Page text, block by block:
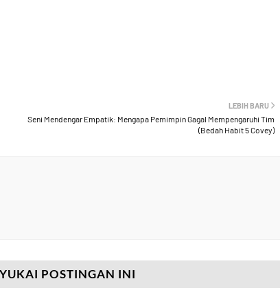
LEBIH BARU
Seni Mendengar Empatik: Mengapa Pemimpin Gagal Mempengaruhi Tim
(Bedah Habit 5 Covey)
POSTINGAN INI